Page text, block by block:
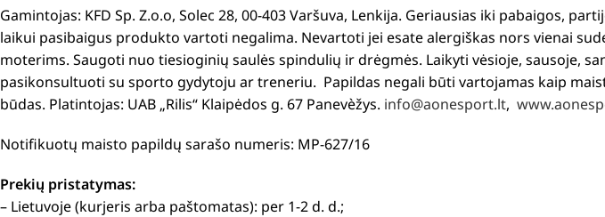
Gamintojas: KFD Sp. Z.o.o, Solec 28, 00-403 Varšuva, Lenkija. Geriausias iki pabaigos,
laikui pasibaigus produkto vartoti negalima. Nevartoti jei esate alergiškas nors vienai
moterims. Saugoti nuo tiesioginių saulės spindulių ir drėgmės. Laikyti vėsioje, sausoje,
pasikonsultuoti su sporto gydytoju ar treneriu. Papildas negali būti vartojamas kaip
būdas. Platintojas: UAB „Rilis“ Klaipėdos g. 67 Panevèžys. info@aonesport.lt,
Notifikuotų maisto papildų sarašo numeris: MP-627/16
Prekių pristatymas:
– Lietuvoje (kurjeris arba paštomatas): per 1-2 d. d.;